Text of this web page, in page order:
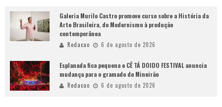
Galeria Murilo Castro promove curso sobre a História da
Arte Brasileira, do Modernismo à produção
contemporânea
Redacao 6 de agosto de 2026
Esplanada fica pequena e CÊ TÁ DOIDO FESTIVAL anuncia
mudança para o gramado do Mineirão
Redacao 6 de agosto de 2026